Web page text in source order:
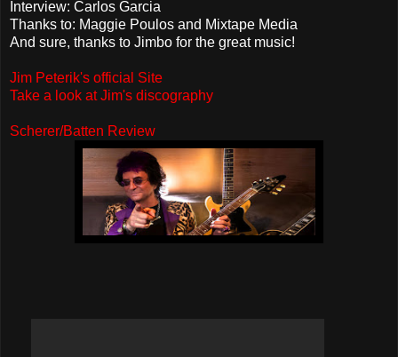
Interview: Carlos Garcia
Thanks to: Maggie Poulos and Mixtape Media
And sure, thanks to Jimbo for the great music!
Jim Peterik's official Site
Take a look at Jim's discography
Scherer/Batten Review